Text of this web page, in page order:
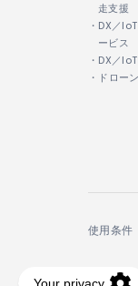
走支援
・DX／
ービス
・DX／
・ドロー
使用条件